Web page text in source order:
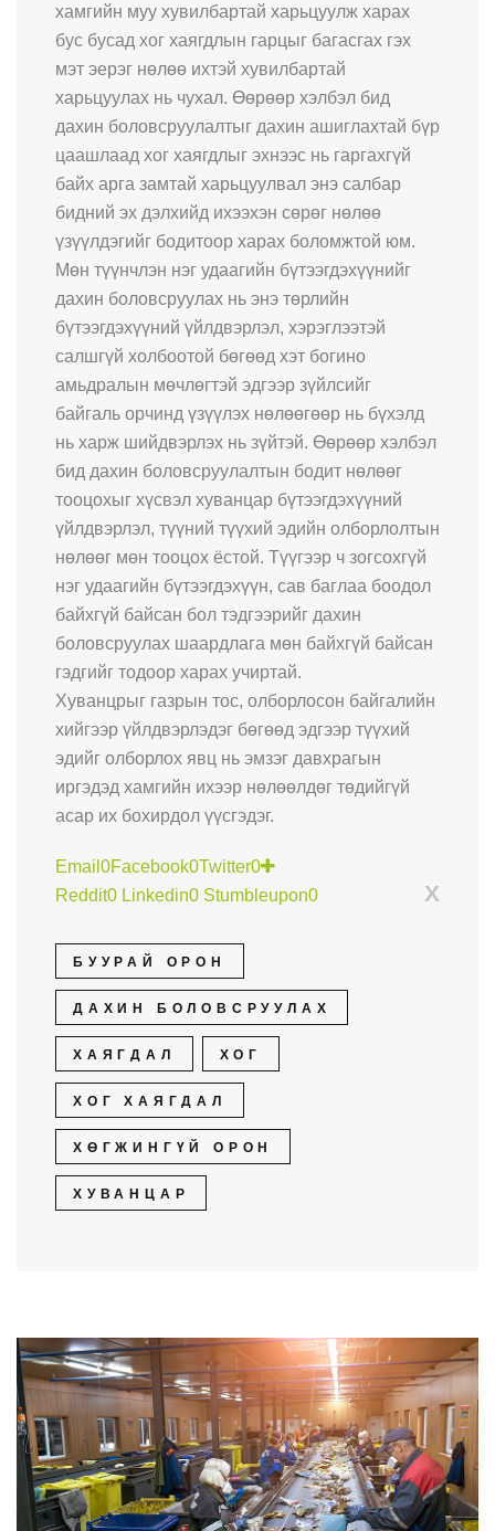
хамгийн муу хувилбартай харьцуулж харах
бус бусад хог хаягдлын гарцыг багасгах гэх
мэт эерэг нөлөө ихтэй хувилбартай
харьцуулах нь чухал. Өөрөөр хэлбэл бид
дахин боловсруулалтыг дахин ашиглахтай бүр
цаашлаад хог хаягдлыг эхнээс нь гаргахгүй
байх арга замтай харьцуулвал энэ салбар
бидний эх дэлхийд ихээхэн сөрөг нөлөө
үзүүлдэгийг бодитоор харах боломжтой юм.
Мөн түүнчлэн нэг удаагийн бүтээгдэхүүнийг
дахин боловсруулах нь энэ төрлийн
бүтээгдэхүүний үйлдвэрлэл, хэрэглээтэй
салшгүй холбоотой бөгөөд хэт богино
амьдралын мөчлөгтэй эдгээр зүйлсийг
байгаль орчинд үзүүлэх нөлөөгөөр нь бүхэлд
нь харж шийдвэрлэх нь зүйтэй. Өөрөөр хэлбэл
бид дахин боловсруулалтын бодит нөлөөг
тооцохыг хүсвэл хуванцар бүтээгдэхүүний
үйлдвэрлэл, түүний түүхий эдийн олборлолтын
нөлөөг мөн тооцох ёстой. Түүгээр ч зогсохгүй
нэг удаагийн бүтээгдэхүүн, сав баглаа боодол
байхгүй байсан бол тэдгээрийг дахин
боловсруулах шаардлага мөн байхгүй байсан
гэдгийг тодоор харах учиртай.
Хуванцрыг газрын тос, олборлосон байгалийн
хийгээр үйлдвэрлэдэг бөгөөд эдгээр түүхий
эдийг олборлох явц нь эмзэг давхрагын
иргэдэд хамгийн ихээр нөлөөлдөг төдийгүй
асар их бохирдол үүсгэдэг.
Email 0Facebook0Twitter0
X
Reddit0 Linkedin0 Stumbleupon0
БУУРАЙ ОРОН
ДАХИН БОЛОВСРУУЛАХ
ХАЯГДАЛ ХОГ
ХОГ ХАЯГДАЛ
ХӨГЖИНГҮЙ ОРОН
ХУВАНЦАР